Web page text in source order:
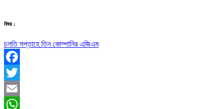
বিষয় :
চলতি সপ্তাহে তিন কোম্পানির এজিএম
Facebook
Twitter
Email